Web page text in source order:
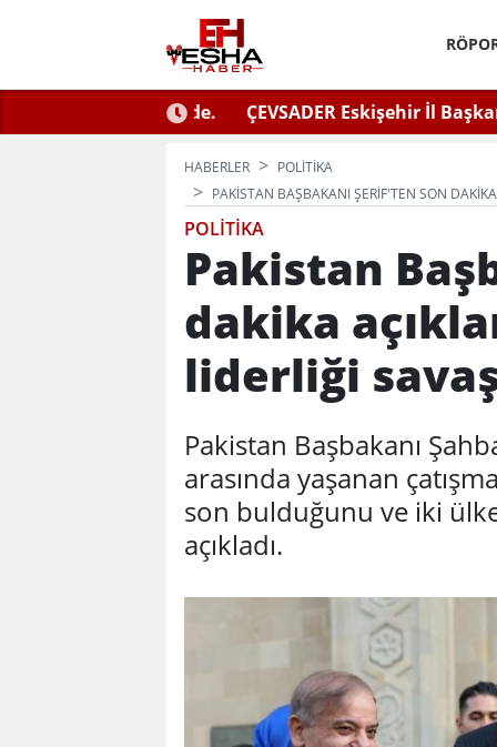
Zafer Partisi’nde.
ÇEVSADER Eskişehir İl
Kulaktan Dolma
HABERLER
POLITIKA
PAKISTAN BAŞBAKANI ŞERIF'TEN SON
POLITIKA
Pakistan
dakika
liderliği
Pakistan Başbakanı
arasında yaşanan
son bulduğunu ve iki
açıkladı.